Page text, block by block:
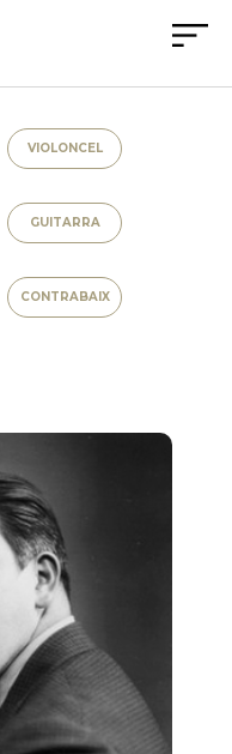
VIOLONCEL
GUITARRA
CONTRABAIX